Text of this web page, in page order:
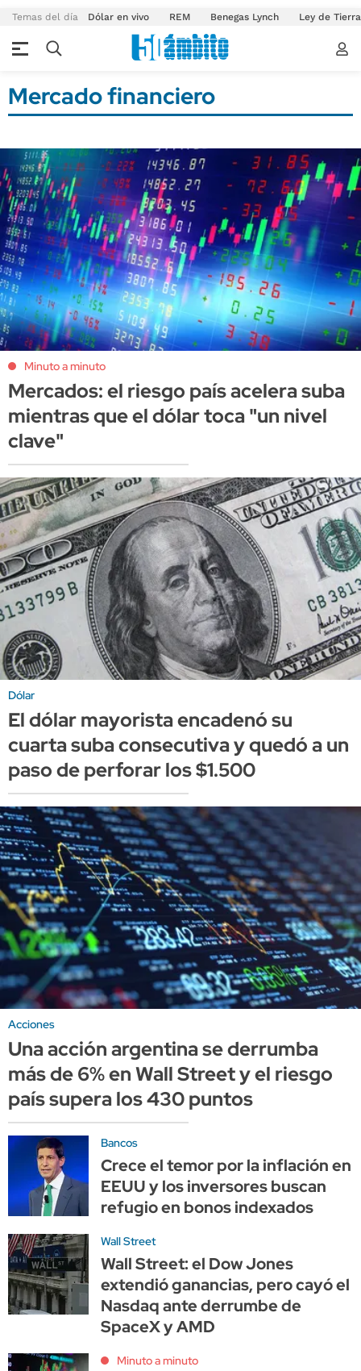
Temas del día Dólar en vivo REM Benegas Lynch Ley de
Mercado financiero
Minuto a minuto
Mercados: el riesgo país acelera suba
mientras que el dólar toca "un nivel
clave"
Dólar
El dólar mayorista encadenó su
cuarta suba consecutiva y quedó a un
paso de perforar los $1.500
Acciones
Una acción argentina se derrumba
más de 6% en Wall Street y el riesgo
país supera los 430 puntos
Bancos
Crece el temor por la inflación en
EEUU y los inversores buscan
refugio en bonos indexados
Wall Street
Wall Street: el Dow Jones
extendió ganancias, pero cayó el
Nasdaq ante derrumbe de
SpaceX y AMD
Minuto a minuto